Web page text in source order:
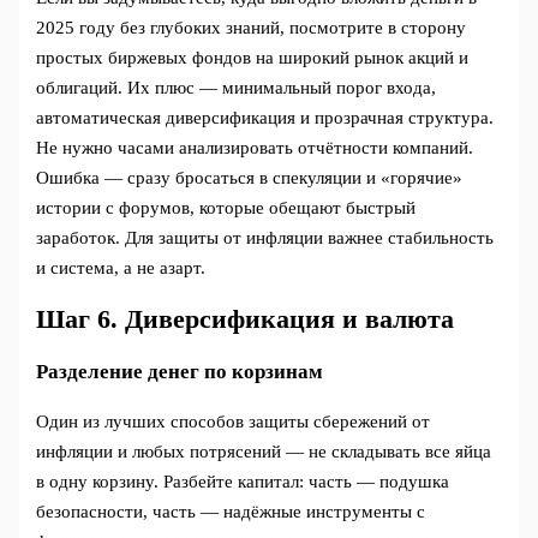
2025 году без глубоких знаний, посмотрите в сторону
простых биржевых фондов на широкий рынок акций и
облигаций. Их плюс — минимальный порог входа,
автоматическая диверсификация и прозрачная структура.
Не нужно часами анализировать отчётности компаний.
Ошибка — сразу бросаться в спекуляции и «горячие»
истории с форумов, которые обещают быстрый
заработок. Для защиты от инфляции важнее стабильность
и система, а не азарт.
Шаг 6. Диверсификация и валюта
Разделение денег по корзинам
Один из лучших способов защиты сбережений от
инфляции и любых потрясений — не складывать все яйца
в одну корзину. Разбейте капитал: часть — подушка
безопасности, часть — надёжные инструменты с